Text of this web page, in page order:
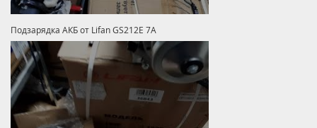
Подзарядка АКБ от Lifan GS212E 7A